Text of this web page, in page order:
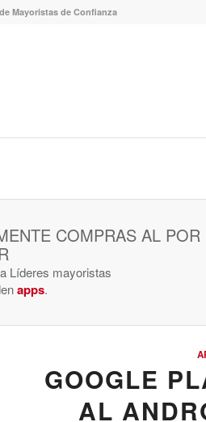
Mayoristas de Confianza
COMPRAS AL POR
Líderes mayoristas
apps.
GOOGLE
AL